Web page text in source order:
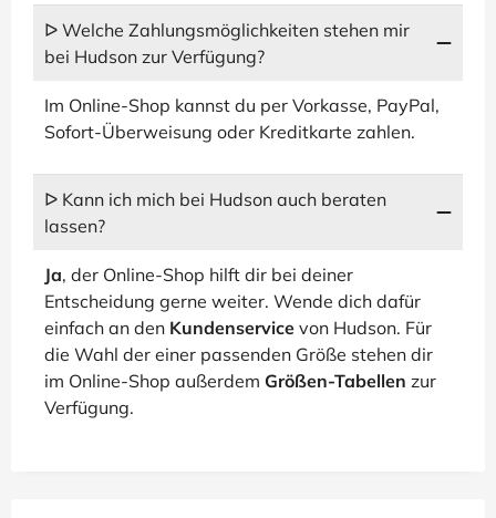
ᐅ Welche Zahlungsmöglichkeiten stehen mir
bei Hudson zur Verfügung?
Im Online-Shop kannst du per Vorkasse, PayPal,
Sofort-Überweisung oder Kreditkarte zahlen.
ᐅ Kann ich mich bei Hudson auch beraten
lassen?
Ja, der Online-Shop hilft dir bei deiner
Entscheidung gerne weiter. Wende dich dafür
einfach an den Kundenservice von Hudson. Für
die Wahl der einer passenden Größe stehen dir
im Online-Shop außerdem Größen-Tabellen zur
Verfügung.